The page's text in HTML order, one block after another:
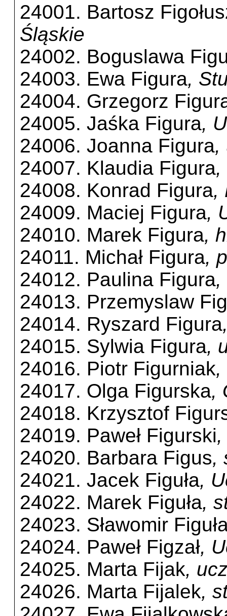
24001. Bartosz
Śląskie
24002. Boguslawa
24003. Ewa Figura,
24004. Grzegorz
24005. Jaśka Figura,
24006. Joanna Figura,
24007. Klaudia Figura,
24008. Konrad Figura,
24009. Maciej Figura,
24010. Marek Figura,
24011. Michał Figura,
24012. Paulina Figura,
24013. Przemyslaw
24014. Ryszard Figura
24015. Sylwia Figura,
24016. Piotr Figurniak,
24017. Olga Figurska,
24018. Krzysztof
24019. Paweł Figurski
24020. Barbara Figus,
24021. Jacek Figuła,
24022. Marek Figuła,
24023. Sławomir
24024. Paweł Figzał,
24025. Marta Fijak,
24026. Marta Fijalek,